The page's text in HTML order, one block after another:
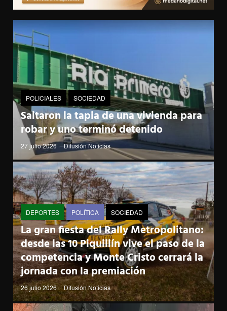
POLICIALES SOCIEDAD
Saltaron la tapia de una vivienda para
robar y uno terminó detenido
27 julio 2026 Difusión Noticias
DEPORTES POLÍTICA SOCIEDAD
La gran fiesta del Rally Metropolitano:
desde las 10 Piquillín vive el paso de la
competencia y Monte Cristo cerrará la
jornada con la premiación
26 julio 2026 Difusión Noticias